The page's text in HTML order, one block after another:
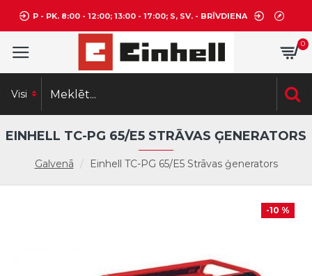
P - PK. 8:00 - 12:00; 13:00 - 17:00; S, SV. - BRĪVDIENA
0
Visi
Galvenā Einhell TC-PG 65/E5 Strāvas ģenerators
EINHELL TC-PG 65/E5 STRĀVAS ĢENERATORS
-10 %